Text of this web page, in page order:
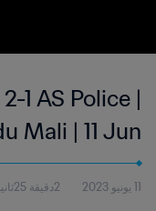
1 AS Police |
Mali | 11 Jun
2023
11 يونيو 2023 2دقيقة 25ثانية